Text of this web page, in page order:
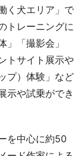
く犬エリア」で
トレーニングに
「撮影会」
トサイト展示や
プ）体験」など
示や試乗ができ
を中心に約50